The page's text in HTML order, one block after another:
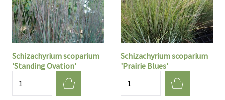
Schizachyrium scoparium
'Standing Ovation'
Schizachyrium scoparium
'Prairie Blues'